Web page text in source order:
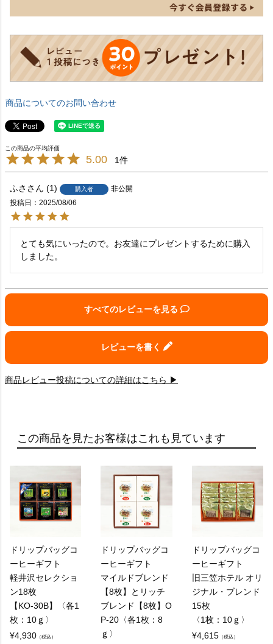
商品についてのお問い合わせ
5.00 1
ふさ 1 購入者
非公開
投稿日
2025/08/06
とても気にいったので。お友達にプレゼントするために購入
しました。
すべてのレビューを見る
レビューを書く
商品レビュー投稿についての詳細はこちら ▶
この商品を見たお客様はこれも見ています
ドリップバッグコ
ーヒーギフト
軽井沢セレクショ
ン18枚
【KO-30B】〈各1
枚：10ｇ〉
¥4,930 （税込）
ドリップバッグコ
ーヒーギフト
マイルドブレンド
【8枚】とリッチ
ブレンド【8枚】O
P-20〈各1枚：8
ｇ〉
ドリップバッグコ
ーヒーギフト
旧三笠ホテル オリ
ジナル・ブレンド
15枚
〈1枚：10ｇ〉
¥4,615（税込）